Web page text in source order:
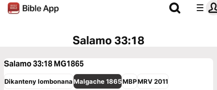
Salamo 33:18
Salamo 33:18MG1865
Dikanteny IombonanaMalgache 1865MBPMRV 2011